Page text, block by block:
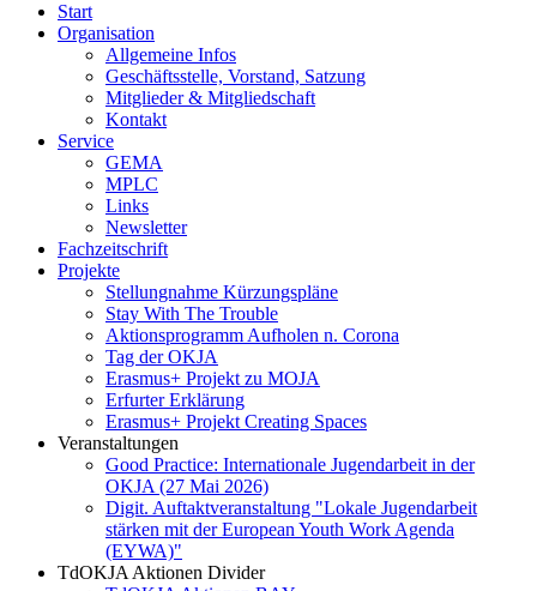
Start
Organisation
Allgemeine Infos
Geschäftsstelle, Vorstand, Satzung
Mitglieder & Mitgliedschaft
Kontakt
Service
GEMA
MPLC
Links
Newsletter
Fachzeitschrift
Projekte
Stellungnahme Kürzungspläne
Stay With The Trouble
Aktionsprogramm Aufholen n. Corona
Tag der OKJA
Erasmus+ Projekt zu MOJA
Erfurter Erklärung
Erasmus+ Projekt Creating Spaces
Veranstaltungen
Good Practice: Internationale Jugendarbeit in der
OKJA (27 Mai 2026)
Digit. Auftaktveranstaltung "Lokale Jugendarbeit
stärken mit der European Youth Work Agenda
(EYWA)"
TdOKJA Aktionen Divider